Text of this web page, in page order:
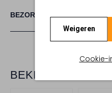
Weigeren
Cookie-
BEZORGEN & RETOURNEREN
BEKIJK MEER